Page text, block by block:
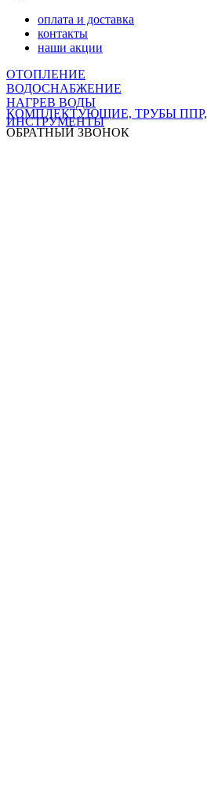
оплата и доставка
контакты
наши акции
ОТОПЛЕНИЕ
ВОДОСНАБЖЕНИЕ
НАГРЕВ ВОДЫ
КОМПЛЕКТУЮЩИЕ, ТРУБЫ ППР,
ИНСТРУМЕНТЫ
ОБРАТНЫЙ ЗВОНОК